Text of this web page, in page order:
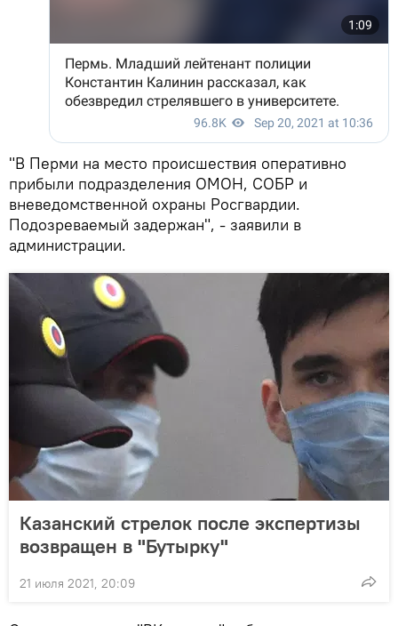
"В Перми на место происшествия оперативно
прибыли подразделения ОМОН, СОБР и
вневедомственной охраны Росгвардии.
Подозреваемый задержан", - заявили в
администрации.
Казанский стрелок после экспертизы
возвращен в "Бутырку"
21 июля 2021, 20:09